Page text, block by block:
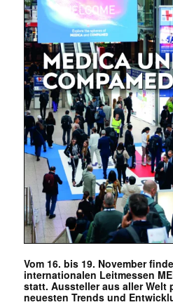
Vom 16. bis 19. November
internationalen Leitmessen
statt. Aussteller aus aller Welt
neuesten Trends und